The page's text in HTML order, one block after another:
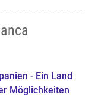
- Ein Land
Möglichkeiten